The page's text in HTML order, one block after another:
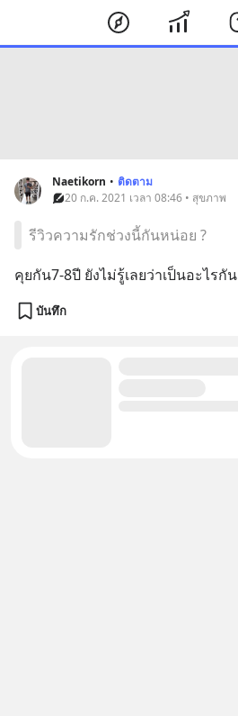
Naetikorn • ติดตาม
20 ก.ค. 2021 เวลา 08:46 • สุขภาพ
รีวิวความรักช่วงนี้กันหน่อย ?
คุยกัน7-8ปี ยังไม่รู้เลยว่าเป็นอะไรกัน
บันทึก